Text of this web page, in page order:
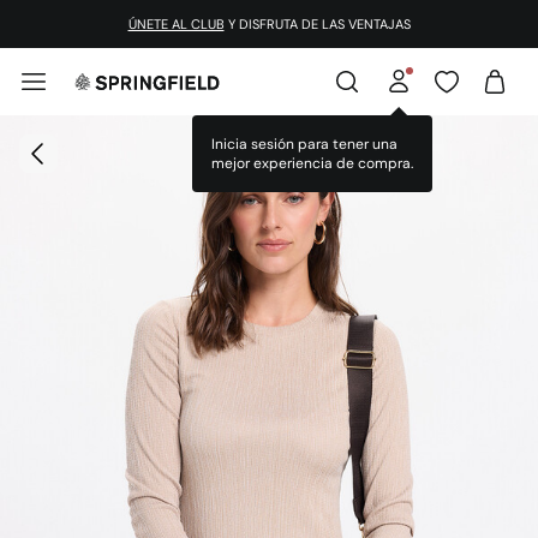
ÚNETE AL CLUB Y DISFRUTA DE LAS VENTAJAS
Inicia sesión para tener una
mejor experiencia de compra.